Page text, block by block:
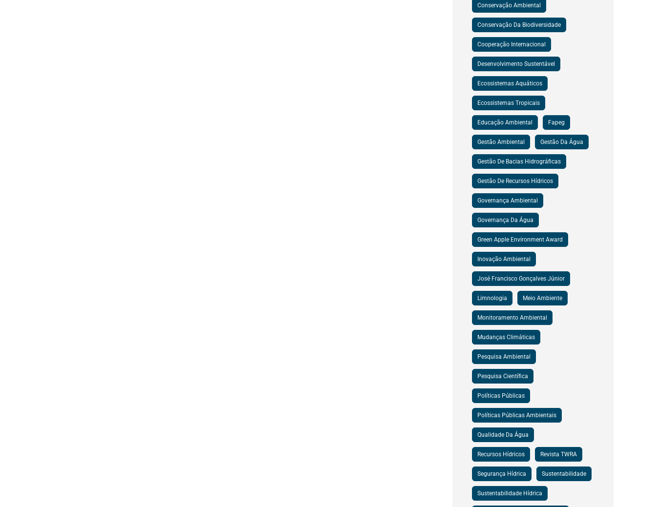
Conservação Ambiental
Conservação Da Biodiversidade
Cooperação Internacional
Desenvolvimento Sustentável
Ecossistemas Aquáticos
Ecossistemas Tropicais
Educação Ambiental Fapeg
Gestão Ambiental Gestão Da Água
Gestão De Bacias Hidrográficas
Gestão De Recursos Hídricos
Governança Ambiental
Governança Da Água
Green Apple Environment Award
Inovação Ambiental
José Francisco Gonçalves Júnior
Limnologia Meio Ambiente
Monitoramento Ambiental
Mudanças Climáticas
Pesquisa Ambiental
Pesquisa Científica
Políticas Públicas
Políticas Públicas Ambientais
Qualidade Da Água
Recursos Hídricos Revista TWRA
Segurança Hídrica Sustentabilidade
Sustentabilidade Hídrica